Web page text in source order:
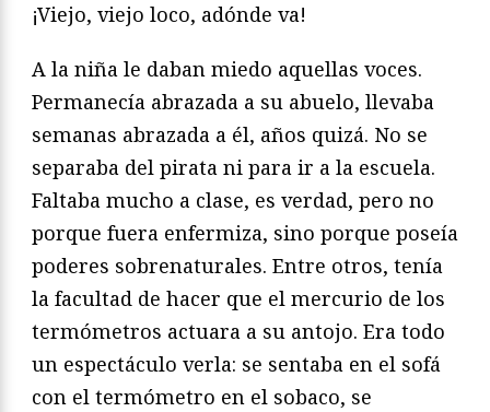
¡Viejo, viejo loco, adónde va!
A la niña le daban miedo aquellas voces.
Permanecía abrazada a su abuelo, llevaba
semanas abrazada a él, años quizá. No se
separaba del pirata ni para ir a la escuela.
Faltaba mucho a clase, es verdad, pero no
porque fuera enfermiza, sino porque poseía
poderes sobrenaturales. Entre otros, tenía
la facultad de hacer que el mercurio de los
termómetros actuara a su antojo. Era todo
un espectáculo verla: se sentaba en el sofá
con el termómetro en el sobaco, se